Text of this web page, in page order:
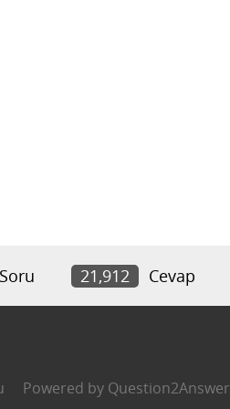
Soru 21,912 Cevap
Powered by Question2Answer